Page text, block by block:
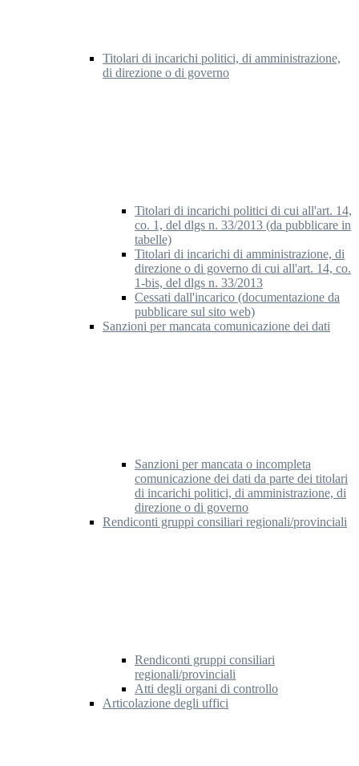
Titolari di incarichi politici, di amministrazione,
di direzione o di governo
Titolari di incarichi politici di cui all'art. 14,
co. 1, del dlgs n. 33/2013 (da pubblicare in
tabelle)
Titolari di incarichi di amministrazione, di
direzione o di governo di cui all'art. 14, co.
1-bis, del dlgs n. 33/2013
Cessati dall'incarico (documentazione da
pubblicare sul sito web)
Sanzioni per mancata comunicazione dei dati
Sanzioni per mancata o incompleta
comunicazione dei dati da parte dei titolari
di incarichi politici, di amministrazione, di
direzione o di governo
Rendiconti gruppi consiliari regionali/provinciali
Rendiconti gruppi consiliari
regionali/provinciali
Atti degli organi di controllo
Articolazione degli uffici